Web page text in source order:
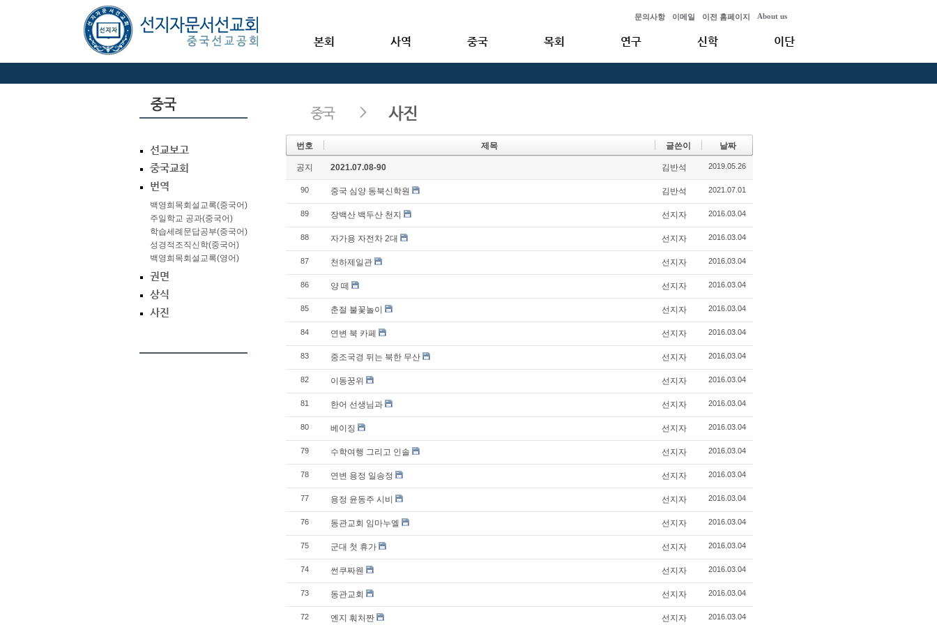
문의사항 이메일 이전 홈페이지 About us
본회 사역 중국 목회 연구 신학 이단
번호 제목 글쓴이 날짜
공지 2021.07.08-90 김반석 2019.05.26
90 중국 심양 동북신학원 김반석 2021.07.01
89 장백산 백두산 천지 선지자 2016.03.04
88 자가용 자전차 2대 선지자 2016.03.04
87 천하제일관 선지자 2016.03.04
86 양 떼 선지자 2016.03.04
85 춘절 불꽃놀이 선지자 2016.03.04
84 연변 북 카페 선지자 2016.03.04
83 중조국경 뒤는 북한 무산 선지자 2016.03.04
82 이동꿍위 선지자 2016.03.04
81 한어 선생님과 선지자 2016.03.04
80 베이징 선지자 2016.03.04
79 수학여행 그리고 인솔 선지자 2016.03.04
78 연변 용정 일송정 선지자 2016.03.04
77 용정 윤동주 시비 선지자 2016.03.04
76 동관교회 임마누엘 선지자 2016.03.04
75 군대 첫 휴가 선지자 2016.03.04
74 썬쿠짜웬 선지자 2016.03.04
73 동관교회 선지자 2016.03.04
72 옌지 훠처짠 선지자 2016.03.04
선교보고
중국교회
번역
백영희목회설교록(중국어)
주일학교 공과(중국어)
학습세례문답공부(중국어)
성경적조직신학(중국어)
백영희목회설교록(영어)
권면
상식
사진